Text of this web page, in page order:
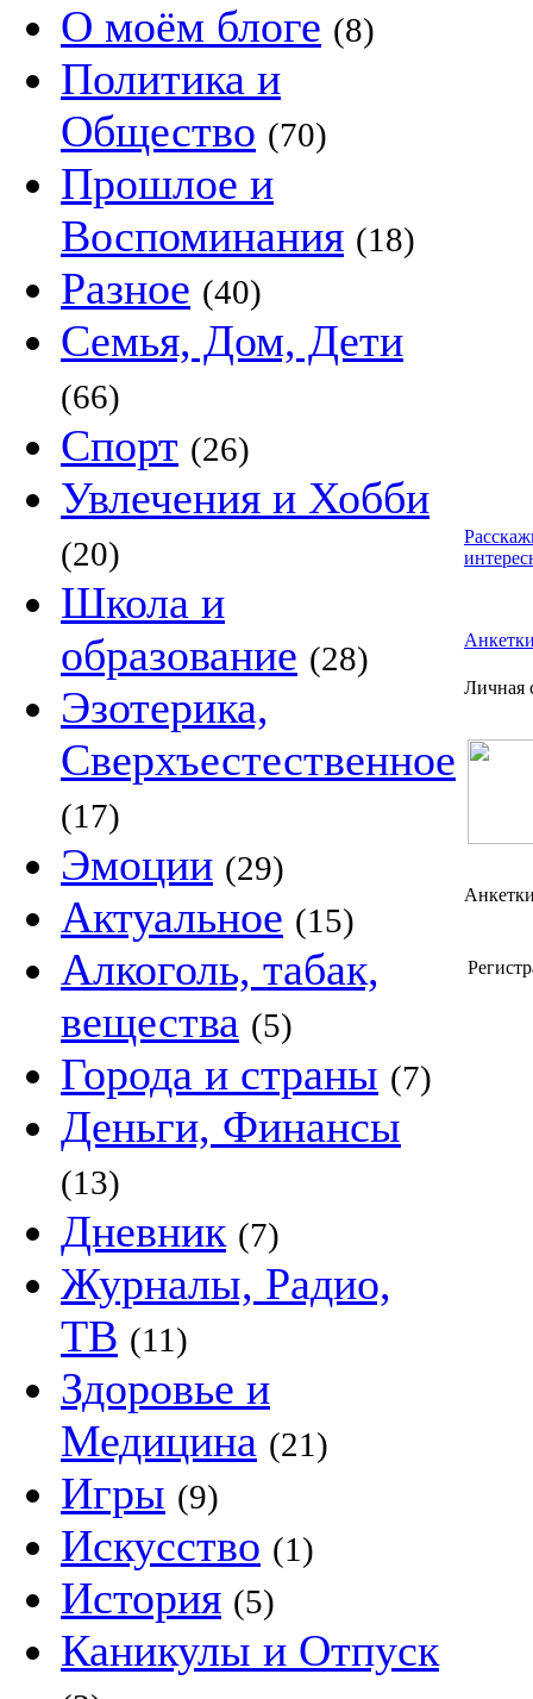
О моём блоге (8)
Политика и
Общество (70)
Прошлое и
Воспоминания (18)
Разное (40)
Семья, Дом, Дети
(66)
Спорт (26)
Увлечения и Хобби
(20)
Школа и
образование (28)
Эзотерика,
Сверхъестественное
(17)
Эмоции (29)
Актуальное (15)
Алкоголь, табак,
вещества (5)
Города и страны (7)
Деньги, Финансы
(13)
Дневник (7)
Журналы, Радио,
ТВ (11)
Здоровье и
Медицина (21)
Игры (9)
Искусство (1)
История (5)
Каникулы и Отпуск
Личная